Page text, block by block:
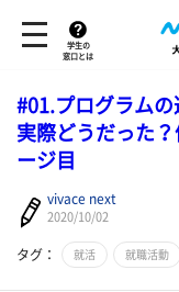
学生の
窓口とは
#01.プログラム
実際どうだった
ージ目
vivace next
2020/10/02
タグ： 就活 就職活動